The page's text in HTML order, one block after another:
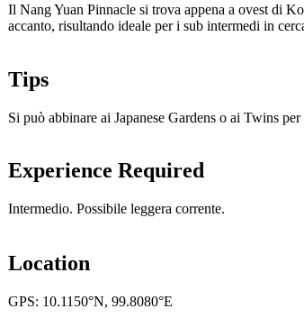
Il Nang Yuan Pinnacle si trova appena a ovest di
accanto, risultando ideale per i sub intermedi in
Tips
Si può abbinare ai Japanese Gardens o ai Twins
Experience Required
Intermedio. Possibile leggera corrente.
Location
GPS: 10.1150°N, 99.8080°E